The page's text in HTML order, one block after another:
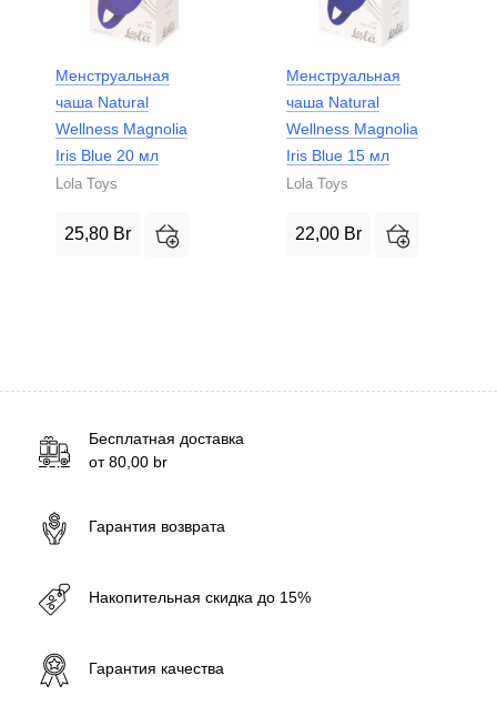
Менструальная
чаша Natural
Wellness Magnolia
Iris Blue 20 мл
Lola Toys
25,80 Br
Менструальная
чаша Natural
Wellness Magnolia
Iris Blue 15 мл
Lola Toys
22,00 Br
Бесплатная доставка
от80,00 br
Гарантия возврата
Накопительная скидка до 15%
Гарантия качества